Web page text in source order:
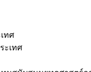
ทศ
ะเทศ